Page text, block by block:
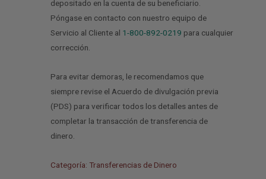
depositado en la cuenta de su beneficiario.
Póngase en contacto con nuestro equipo de
Servicio al Cliente al 1-800-892-0219 para cualquier
corrección.
Para evitar demoras, le recomendamos que
siempre revise el Acuerdo de divulgación previa
(PDS) para verificar todos los detalles antes de
completar la transacción de transferencia de
dinero.
Categoría: Transferencias de Dinero